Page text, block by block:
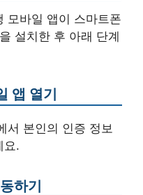
모바일 앱이 스마트폰
설치한 후 아래 단계
앱 열기
서 본인의 인증 정보
요.
하기